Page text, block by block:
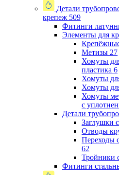
Детали
крепеж 509
Фитинги
Элементы для
Метизы 27
Хомуты
пластика 6
Хомуты
Хомуты
Хомуты
с
Детали
Заглушки
Отводы
Переходы
62
Тройники
Фитинги